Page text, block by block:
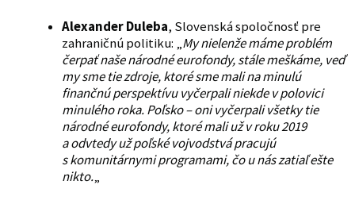
Alexander Duleba, Slovenská spoločnosť pre
zahraničnú politiku: „My nielenže máme problém
čerpať naše národné eurofondy, stále meškáme, veď
my sme tie zdroje, ktoré sme mali na minulú
finančnú perspektívu vyčerpali niekde v polovici
minulého roka. Poľsko – oni vyčerpali všetky tie
národné eurofondy, ktoré mali už v roku 2019
a odvtedy už poľské vojvodstvá pracujú
s komunitárnymi programami, čo u nás zatiaľ ešte
nikto.„